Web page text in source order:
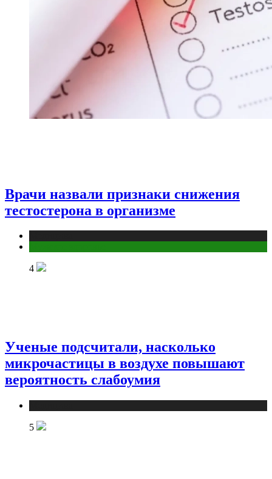
Врачи назвали признаки снижения
тестостерона в организме
4
Ученые подсчитали, насколько
микрочастицы в воздухе повышают
вероятность слабоумия
5